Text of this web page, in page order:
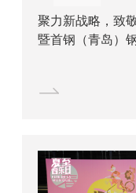
聚力新战略，致
暨首钢（青岛）